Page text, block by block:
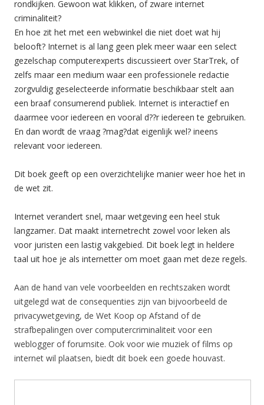
rondkijken. Gewoon wat klikken, of zware internet
criminaliteit?
En hoe zit het met een webwinkel die niet doet wat hij
belooft? Internet is al lang geen plek meer waar een select
gezelschap computerexperts discussieert over StarTrek, of
zelfs maar een medium waar een professionele redactie
zorgvuldig geselecteerde informatie beschikbaar stelt aan
een braaf consumerend publiek. Internet is interactief en
daarmee voor iedereen en vooral d??r iedereen te gebruiken.
En dan wordt de vraag ?mag?dat eigenlijk wel? ineens
relevant voor iedereen.
Dit boek geeft op een overzichtelijke manier weer hoe het in
de wet zit.
Internet verandert snel, maar wetgeving een heel stuk
langzamer. Dat maakt internetrecht zowel voor leken als
voor juristen een lastig vakgebied. Dit boek legt in heldere
taal uit hoe je als internetter om moet gaan met deze regels.
Aan de hand van vele voorbeelden en rechtszaken wordt
uitgelegd wat de consequenties zijn van bijvoorbeeld de
privacywetgeving, de Wet Koop op Afstand of de
strafbepalingen over computercriminaliteit voor een
weblogger of forumsite. Ook voor wie muziek of films op
internet wil plaatsen, biedt dit boek een goede houvast.